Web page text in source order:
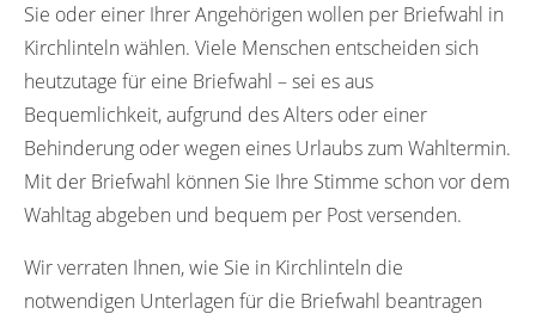
Sie oder einer Ihrer Angehörigen wollen per Briefwahl in
Kirchlinteln wählen. Viele Menschen entscheiden sich
heutzutage für eine Briefwahl – sei es aus
Bequemlichkeit, aufgrund des Alters oder einer
Behinderung oder wegen eines Urlaubs zum Wahltermin.
Mit der Briefwahl können Sie Ihre Stimme schon vor dem
Wahltag abgeben und bequem per Post versenden.
Wir verraten Ihnen, wie Sie in Kirchlinteln die
notwendigen Unterlagen für die Briefwahl beantragen